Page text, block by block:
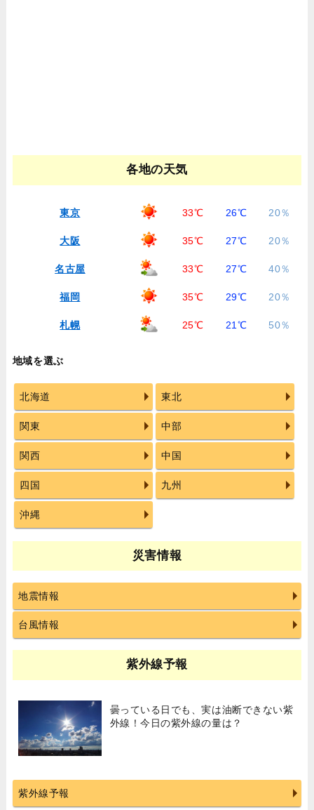
各地の天気
東京 33℃ 26℃ 20％
大阪 35℃ 27℃ 20％
名古屋 33℃ 27℃ 40％
福岡 35℃ 29℃ 20％
札幌 25℃ 21℃ 50％
地域を選ぶ
北海道 東北
関東 中部
関西 中国
四国 九州
沖縄
災害情報
地震情報
台風情報
紫外線予報
曇っている日でも、実は油断できない紫
外線！今日の紫外線の量は？
紫外線予報